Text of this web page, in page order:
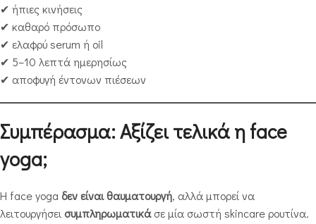
✔ ήπιες κινήσεις
✔ καθαρό πρόσωπο
✔ ελαφρύ serum ή oil
✔ 5–10 λεπτά ημερησίως
✔ αποφυγή έντονων πιέσεων
Συμπέρασμα: Αξίζει τελικά η face
yoga;
Η face yoga δεν είναι θαυματουργή, αλλά μπορεί να
λειτουργήσει συμπληρωματικάσε μία σωστή skincare ρουτίνα.